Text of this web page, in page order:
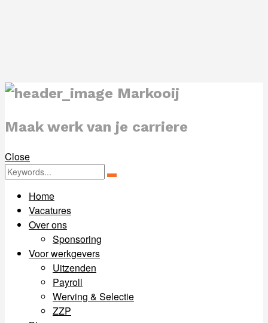
Markooij
Maak werk van je carriere
Close
Zoeken
Zoeken
Home
Vacatures
Over ons
Sponsoring
Voor werkgevers
Uitzenden
Payroll
Werving & Selectie
ZZP